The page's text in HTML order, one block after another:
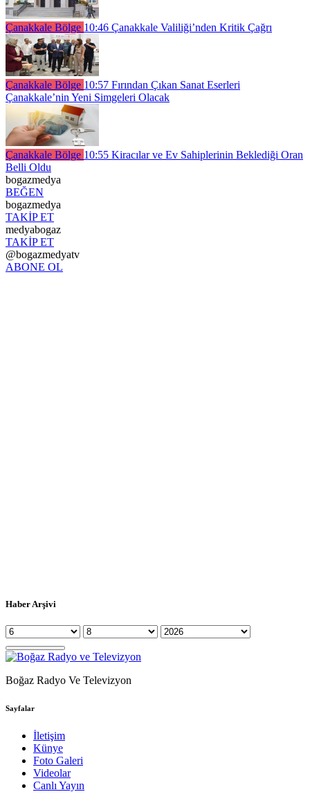
Çanakkale Bölge 10:46 Çanakkale Valiliği’nden Kritik Çağrı
Çanakkale Bölge 10:57 Fırından Çıkan Sanat Eserleri
Çanakkale’nin Yeni Simgeleri Olacak
Çanakkale Bölge 10:55 Kiracılar ve Ev Sahiplerinin Beklediği Oran
Belli Oldu
bogazmedya
BEĞEN
bogazmedya
TAKİP ET
medyabogaz
TAKİP ET
@bogazmedyatv
ABONE OL
Haber Arşivi
Boğaz Radyo Ve Televizyon
Sayfalar
İletişim
Künye
Foto Galeri
Videolar
Canlı Yayın